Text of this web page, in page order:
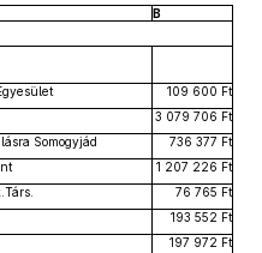
B
109 600 Ft
3 079 706 Ft
Somogyjád
736 377 Ft
1 207 226 Ft
76 765 Ft
193 552 Ft
197 972 Ft